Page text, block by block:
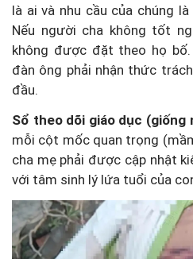
là ai và nhu cầu của chúng
Nếu người cha không tốt
không được đặt theo họ
đàn ông phải nhận thức
đầu.
Sổ theo dõi giáo dục (giống
mỗi cột mốc quan trọng
cha mẹ phải được cập nhật
với tâm sinh lý lứa tuổi của